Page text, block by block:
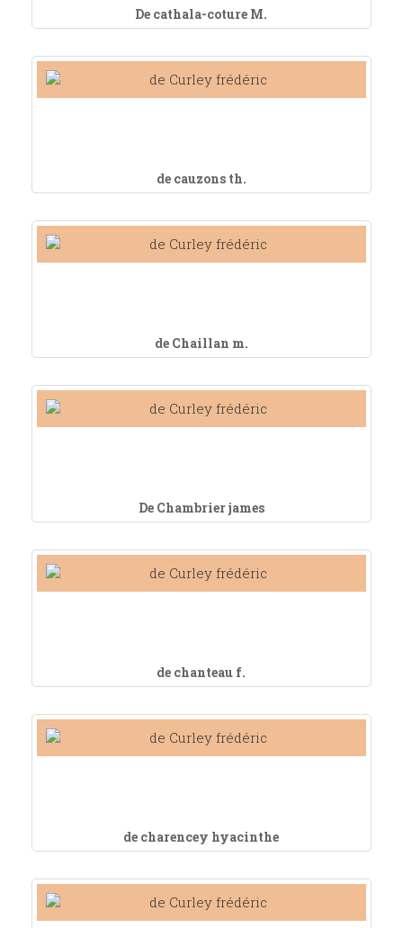
De cathala-coture M.
de cauzons th.
de Chaillan m.
De Chambrier james
de chanteau f.
de charencey hyacinthe